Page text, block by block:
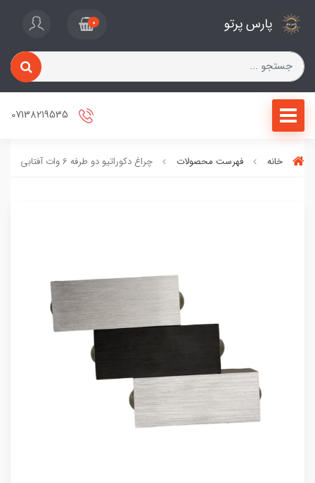
پارس پرتو 0
خانه فهرست محصولات چراغ دکوراتیو دو طرفه 6 وات آفتابی